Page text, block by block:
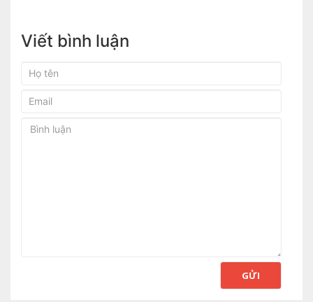
Viết bình luận
GỬI